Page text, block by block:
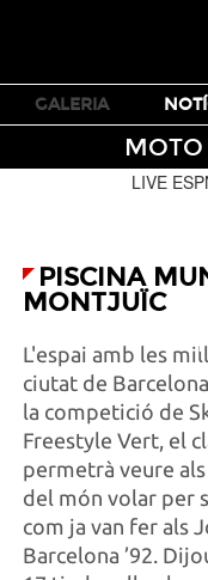
TICKETS
GALERIA
MOTO
LIVE
PISCINA
MONTJUÏC
L'espai amb les
ciutat de
la competició de
Freestyle Vert, el
permetrà veure
del món volar per
com ja van fer als
Barcelona ’92.